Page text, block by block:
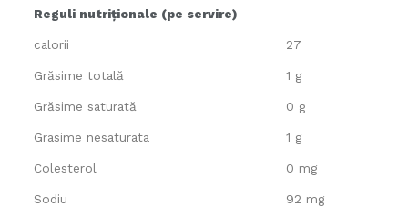
Reguli nutriționale (pe servire)
calorii 27
Grăsime totală 1 g
Grăsime saturată 0 g
Grasime nesaturata 1 g
Colesterol 0 mg
Sodiu 92 mg